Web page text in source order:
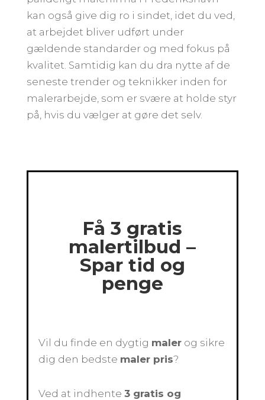
kan også give dig ro i sindet, idet du ved,
at arbejdet bliver udført under
gældende standarder og med fokus på
kvalitet. Samtidig kan du dra nytte af de
seneste trender og teknikker inden for
malerarbejde, som er svære at holde styr
på, hvis du vælger at gøre det selv.
Få 3 gratis
malertilbud –
Spar tid og
penge
Vil du finde en dygtig maler og sikre
dig den bedste maler pris?
Ved at indhente3 gratis og